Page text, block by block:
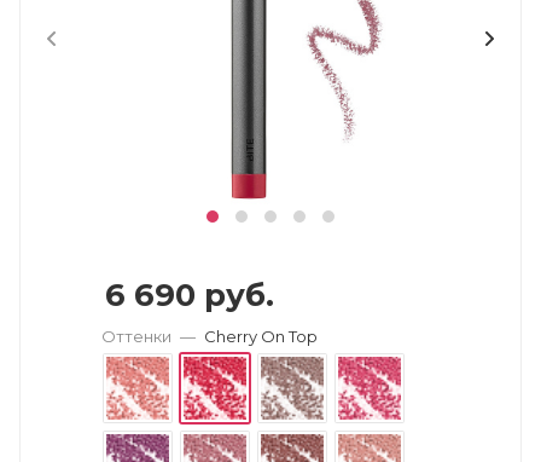
6 690 руб.
Оттенки — Cherry On Top